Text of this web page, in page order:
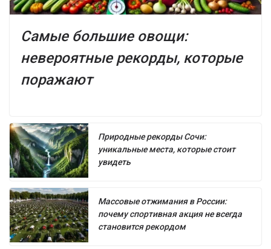
Самые большие овощи:
невероятные рекорды, которые
поражают
Природные рекорды Сочи:
уникальные места, которые стоит
увидеть
Массовые отжимания в России:
почему спортивная акция не всегда
становится рекордом